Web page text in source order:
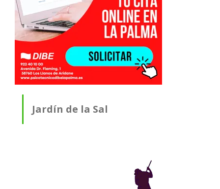
Jardín de la Sal